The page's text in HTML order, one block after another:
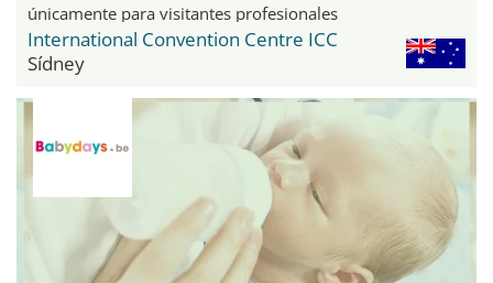
únicamente para visitantes profesionales
International Convention Centre ICC
Sídney